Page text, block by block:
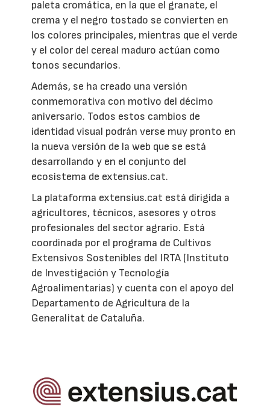
paleta cromática, en la que el granate, el
crema y el negro tostado se convierten en
los colores principales, mientras que el verde
y el color del cereal maduro actúan como
tonos secundarios.
Además, se ha creado una versión
conmemorativa con motivo del décimo
aniversario. Todos estos cambios de
identidad visual podrán verse muy pronto en
la nueva versión de la web que se está
desarrollando y en el conjunto del
ecosistema de extensius.cat.
La plataforma extensius.cat está dirigida a
agricultores, técnicos, asesores y otros
profesionales del sector agrario. Está
coordinada por el programa de Cultivos
Extensivos Sostenibles del IRTA (Instituto
de Investigación y Tecnología
Agroalimentarias) y cuenta con el apoyo del
Departamento de Agricultura de la
Generalitat de Cataluña.